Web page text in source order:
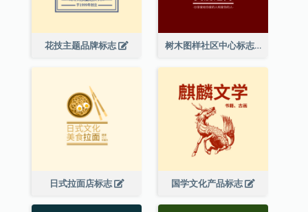
花技主题品牌标志 树木图样社区中心标志
日式拉面店标志 国学文化产品标志